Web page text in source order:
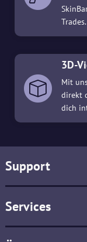
Trades.
3D-
Mit
direkt
dich
Support
Services